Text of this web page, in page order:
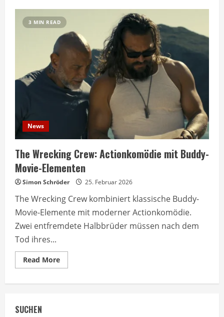
3 MIN READ
News
The Wrecking Crew: Actionkomödie mit Buddy-
Movie-Elementen
Simon Schröder 25. Februar 2026
The Wrecking Crew kombiniert klassische Buddy-
Movie-Elemente mit moderner Actionkomödie.
Zwei entfremdete Halbbrüder müssen nach dem
Tod ihres...
Read MoreRead
more
SUCHEN